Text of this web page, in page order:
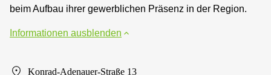
beim Aufbau ihrer gewerblichen Präsenz in der Region.
Informationen ausblenden
Konrad-Adenauer-Straße 13